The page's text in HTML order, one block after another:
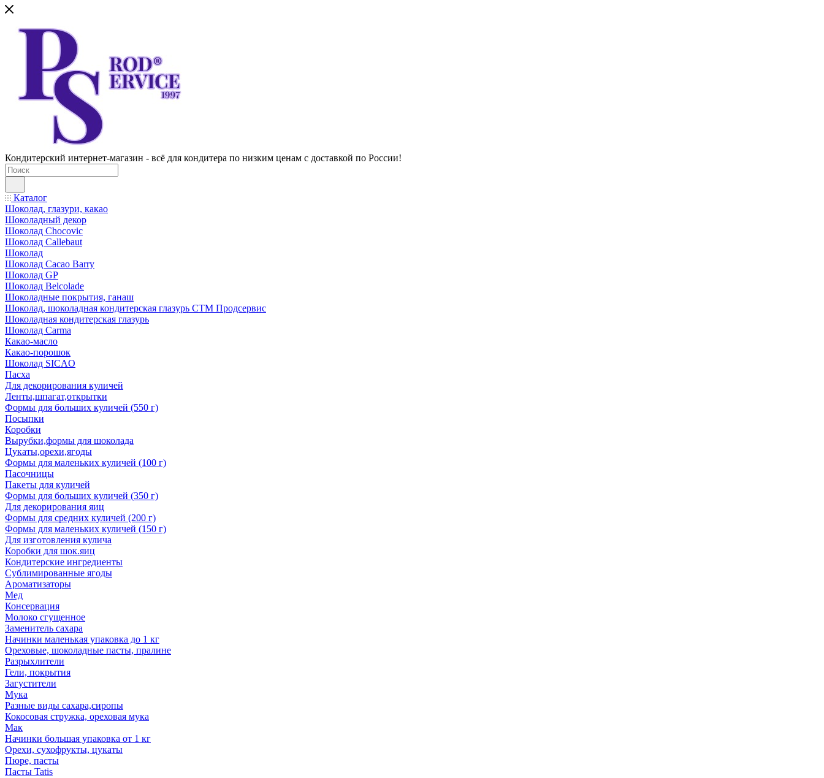
Кондитерский интернет-магазин - всё для кондитера по низким ценам с доставкой по России!
Каталог
Шоколад, глазури, какао
Шоколадный декор
Шоколад Chocovic
Шоколад Callebaut
Шоколад
Шоколад Cacao Barry
Шоколад GP
Шоколад Belcolade
Шоколадные покрытия, ганаш
Шоколад, шоколадная кондитерская глазурь СТМ Продсервис
Шоколадная кондитерская глазурь
Шоколад Carma
Какао-масло
Какао-порошок
Шоколад SICAO
Пасха
Для декорирования куличей
Ленты,шпагат,открытки
Формы для больших куличей (550 г)
Посыпки
Коробки
Вырубки,формы для шоколада
Цукаты,орехи,ягоды
Формы для маленьких куличей (100 г)
Пасочницы
Пакеты для куличей
Формы для больших куличей (350 г)
Для декорирования яиц
Формы для средних куличей (200 г)
Формы для маленьких куличей (150 г)
Для изготовления кулича
Коробки для шок.яиц
Кондитерские ингредиенты
Сублимированные ягоды
Ароматизаторы
Мед
Консервация
Молоко сгущенное
Заменитель сахара
Начинки маленькая упаковка до 1 кг
Ореховые, шоколадные пасты, пралине
Разрыхлители
Гели, покрытия
Загустители
Мука
Разные виды сахара,сиропы
Кокосовая стружка, ореховая мука
Мак
Начинки большая упаковка от 1 кг
Орехи, сухофрукты, цукаты
Пюре, пасты
Пасты Tatis